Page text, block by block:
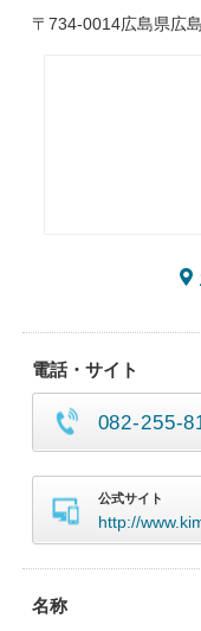
〒734-0014広島県広
電話・サイト
082-255-
公式サイト
http://
名称